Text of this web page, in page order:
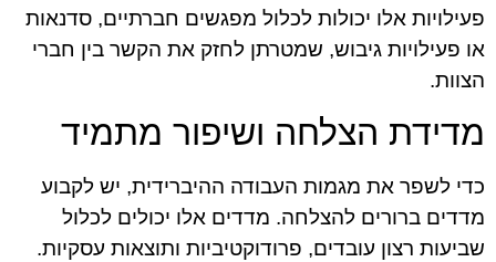
פעילויות אלו יכולות לכלול מפגשים חברתיים, סדנאות
או פעילויות גיבוש, שמטרתן לחזק את הקשר בין חברי
הצוות.
מדידת הצלחה ושיפור מתמיד
כדי לשפר את מגמות העבודה ההיברידית, יש לקבוע
מדדים ברורים להצלחה. מדדים אלו יכולים לכלול
שביעות רצון עובדים, פרודוקטיביות ותוצאות עסקיות.